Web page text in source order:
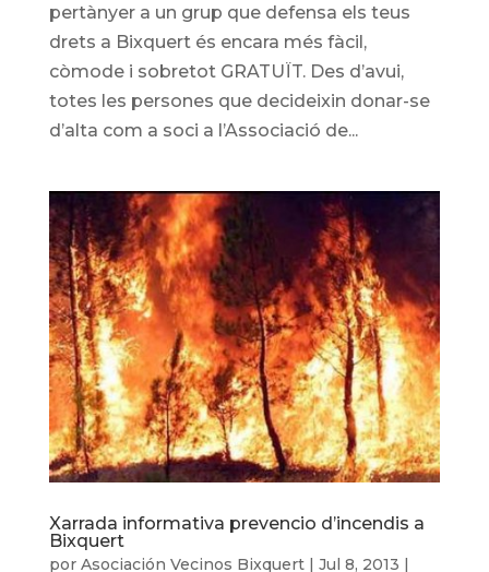
pertànyer a un grup que defensa els teus
drets a Bixquert és encara més fàcil,
còmode i sobretot GRATUÏT. Des d’avui,
totes les persones que decideixin donar-se
d’alta com a soci a l’Associació de...
Xarrada informativa prevencio d’incendis a
Bixquert
por Asociación Vecinos Bixquert| Jul 8, 2013 |